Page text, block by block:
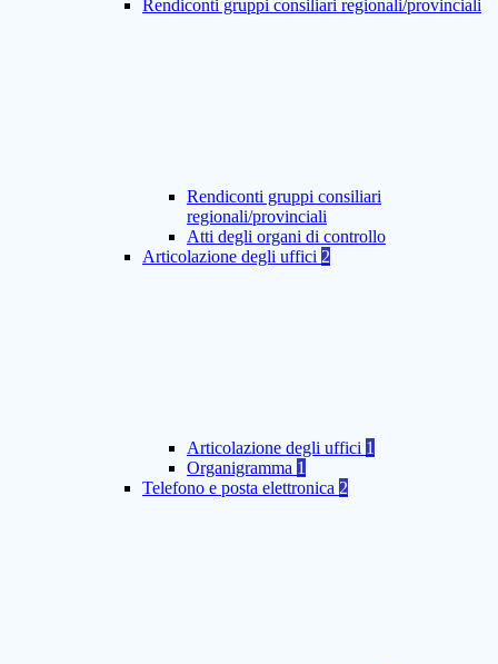
Rendiconti gruppi consiliari regionali/provinciali
Rendiconti gruppi consiliari
regionali/provinciali
Atti degli organi di controllo
Articolazione degli uffici 2
Articolazione degli uffici 1
Organigramma 1
Telefono e posta elettronica 2